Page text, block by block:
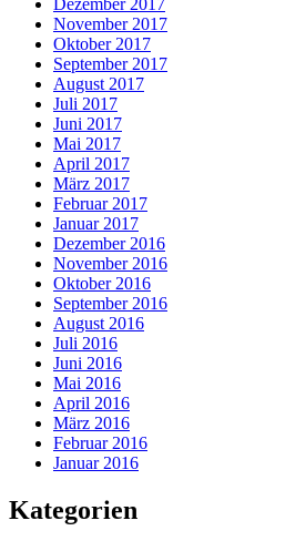
Dezember 2017
November 2017
Oktober 2017
September 2017
August 2017
Juli 2017
Juni 2017
Mai 2017
April 2017
März 2017
Februar 2017
Januar 2017
Dezember 2016
November 2016
Oktober 2016
September 2016
August 2016
Juli 2016
Juni 2016
Mai 2016
April 2016
März 2016
Februar 2016
Januar 2016
Kategorien